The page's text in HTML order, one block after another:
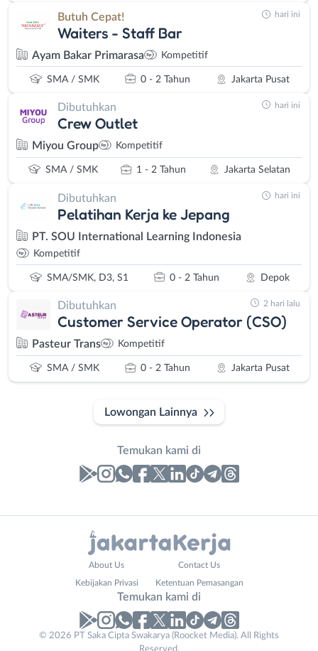
Butuh Cepat!
Waiters - Staff Bar
Ayam Bakar Primarasa Kompetitif
SMA / SMK 0 - 2 Tahun Jakarta Pusat
hari ini
Dibutuhkan
Crew Outlet
Miyou Group Kompetitif
SMA / SMK 1 - 2 Tahun Jakarta Selatan
hari ini
Dibutuhkan
Pelatihan Kerja ke Jepang
PT. SOU International Learning Indonesia
Kompetitif
SMA/SMK, D3, S1 0 - 2 Tahun Depok
hari ini
Dibutuhkan
Customer Service Operator (CSO)
Pasteur Trans Kompetitif
SMA / SMK 0 - 2 Tahun Jakarta Pusat
2 hari lalu
Lowongan Lainnya
Temukan kami di
ContactNo. Telp /
About Us Contact Us
Kebijakan Privasi Ketentuan Pemasangan
Temukan kami di
© 2026 PT Saka Cipta Swakarya (Roocket Media). All Rights
Reserved.